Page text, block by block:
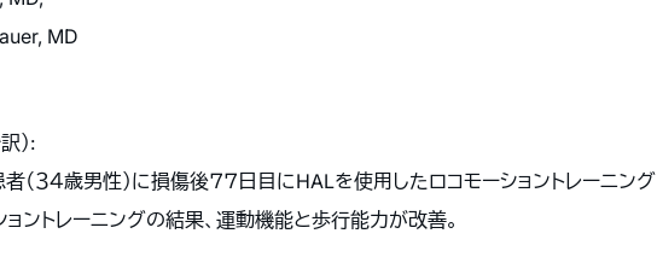
MD
）:
（３４歳男性）に損傷後７７日目にHALを使用したロコモーショントレーニン
ョントレーニングの結果、運動機能と歩行能力が改善。